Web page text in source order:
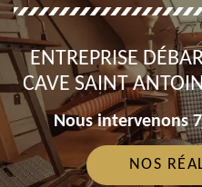
ENTREPRISE
CAVE SAINT
Nous intervenons
NOS